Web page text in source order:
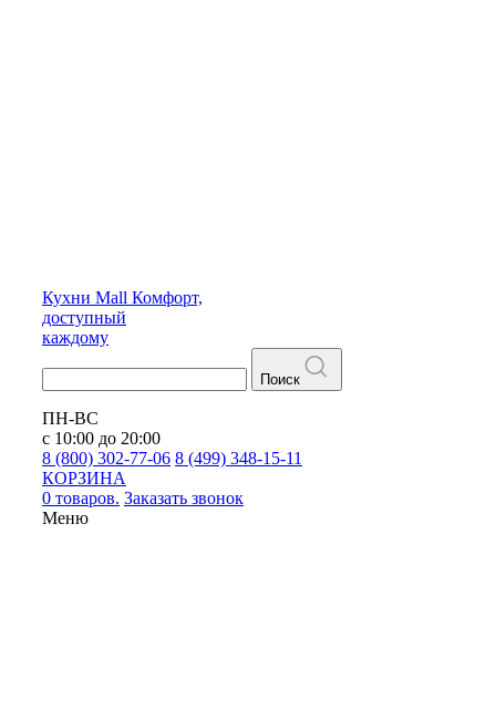
Кухни Mall Комфорт,
доступный
каждому
Поиск
ПН-ВС
с 10:00 до 20:00
8 (800) 302-77-06 8 (499) 348-15-11
КОРЗИНА
0 товаров. Заказать звонок
Меню